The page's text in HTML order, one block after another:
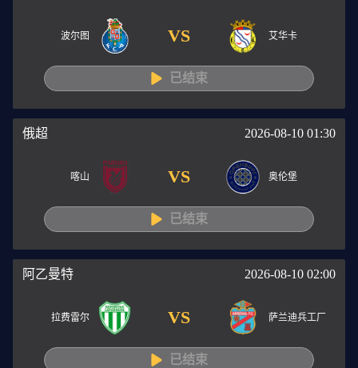
波尔图 VS 艾华卡
已结束
俄超 2026-08-10 01:30
喀山 VS 奥伦堡
已结束
阿乙曼特 2026-08-10 02:00
拉费雷尔 VS 萨兰迪兵工厂
已结束